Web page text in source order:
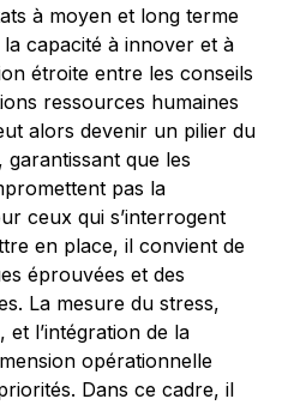
à moyen et long terme
capacité à innover et à
étroite entre les conseils
ressources humaines
alors devenir un pilier du
que les
pas la
ceux qui s’interrogent
en place, il convient de
éprouvées et des
La mesure du stress,
et l’intégration de la
opérationnelle
Dans ce cadre, il